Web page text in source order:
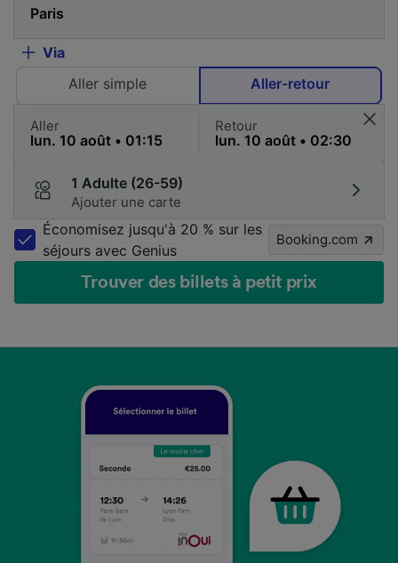
Via
Aller simple
Aller-retour
Aller Retour
1 Adulte (26-59)
Ajouter une carte
Économisez jusqu'à 20 % sur les
séjours avec Genius
Booking.com
Trouver des billets à petit prix